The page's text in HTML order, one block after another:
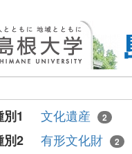
別1 文化遺産 2
別2 有形文化財 2